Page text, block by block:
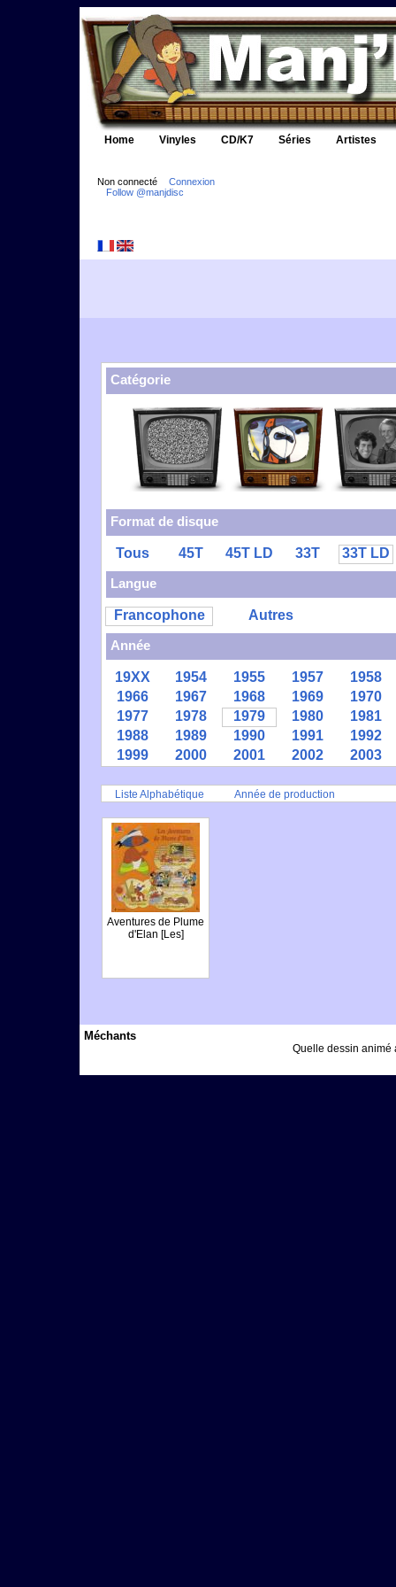
Home Vinyles CD/K7 Séries Artistes
Non connecté
Connexion
Follow @manjdisc
Catégorie
Format de disque
Tous 45T 45T LD 33T
33T LD
Langue
Francophone
Autres
Année
19XX 1954 1955 1957
1958
1966
1967 1968 1969
1970
1977
1978 1979 1980
1981
1988
1989 1990 1991
1992
1999
2000 2001 2002 2003
Liste Alphabétique Année de production
Aventures de Plume
d'Elan [Les]
Méchants
Quelle dessin animé